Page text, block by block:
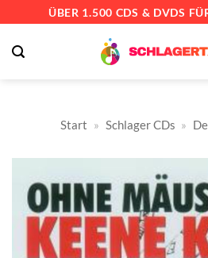
springen
ÜBER 1.500 CDS & DVDS
Start » Schlager CDs »